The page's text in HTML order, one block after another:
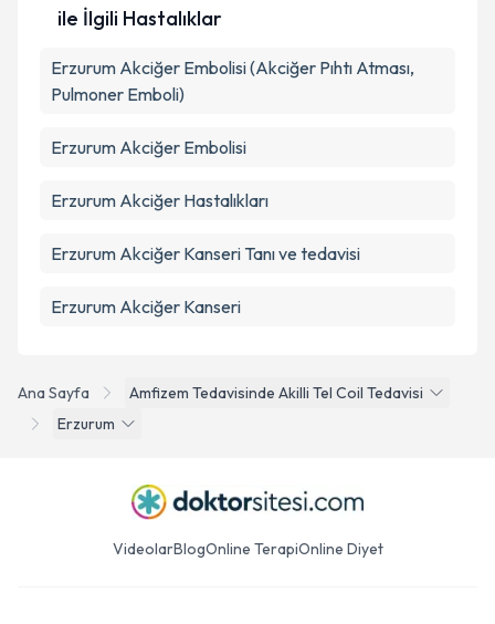
Ana Sayfa
Amfizem Tedavisinde Akilli Tel Coil Tedavisi
Erzurum
ile İlgili Hastalıklar
Erzurum Akciğer Embolisi (Akciğer Pıhtı Atması,
Pulmoner Emboli)
Erzurum Akciğer Embolisi
Erzurum Akciğer Hastalıkları
Erzurum Akciğer Kanseri Tanı ve tedavisi
Erzurum Akciğer Kanseri
VideolarBlogOnline TerapiOnline Diyet